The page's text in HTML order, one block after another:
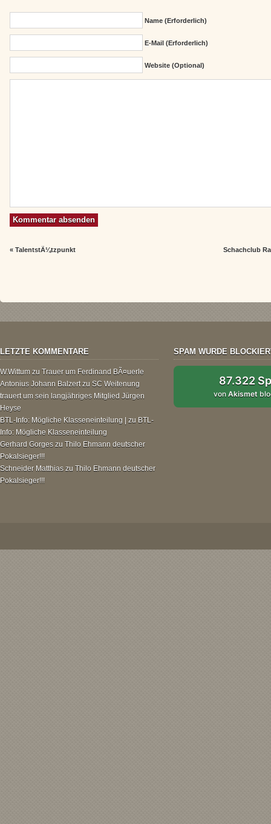
Name (erforderlich)
E-Mail (erforderlich)
Website (Optional)
«TalentstÃ¼tzpunkt Schachclub
LETZTE KOMMENTARE
W.Wittum zu Trauer um Ferdinand BÃ¤uerle
Antonius Johann Balzertzu SC Weitenung
trauert um sein langjähriges Mitglied Jürgen
Heyse
BTL-Info: Mögliche Klasseneinteilung | zu BTL-
Info: Mögliche Klasseneinteilung
Gerhard Gorges zu Thilo Ehmann deutscher
Pokalsieger!!!
Schneider Matthias zu Thilo Ehmann deutscher
Pokalsieger!!!
SPAM WURDE
87.322
vonAkismet